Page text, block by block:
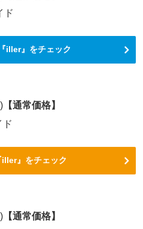
ド
iller』をチェック
【通常価格】
ド
』をチェック
【通常価格】